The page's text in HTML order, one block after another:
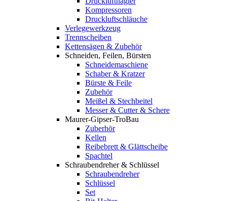
Kompressoren
Druckluftschläuche
Verlegewerkzeug
Trennscheiben
Kettensägen & Zubehör
Schneiden, Feilen, Bürsten
Schneidemaschiene
Schaber & Kratzer
Bürste & Feile
Zubehör
Meißel & Stechbeitel
Messer & Cutter & Schere
Maurer-Gipser-TroBau
Zuberhör
Kellen
Reibebrett & Glättscheibe
Spachtel
Schraubendreher & Schlüssel
Schraubendreher
Schlüssel
Set